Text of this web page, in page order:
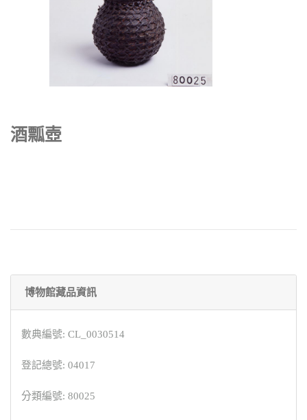
酒瓢壺
博物館藏品資訊
數典編號: CL_0030514
登記總號: 04017
分類編號: 80025